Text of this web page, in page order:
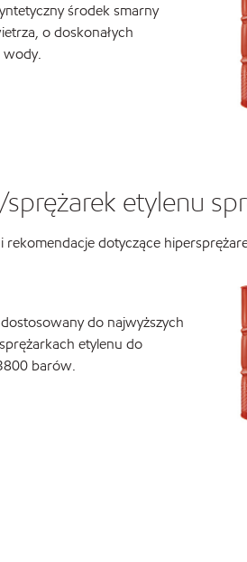
środek smarny
o doskonałych
wody.
etylenu
dotyczące
do najwyższych
etylenu do
barów.